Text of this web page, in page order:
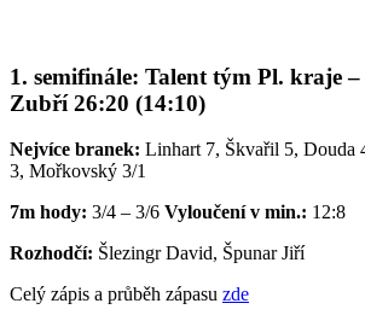
1. semifinále: Talent tým Pl. kraje
Zubří 26:20 (14:10)
Nejvíce branek: Linhart 7, Škvařil 5, Douda
3, Mořkovský 3/1
7m hody: 3/4 – 3/6 Vyloučení v min.: 12:8
Rozhodčí: Šlezingr David, Špunar Jiří
Celý zápis a průběh zápasu zde